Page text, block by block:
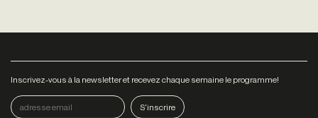
Inscrivez-vous à la newsletter et recevez chaque semaine le programme!